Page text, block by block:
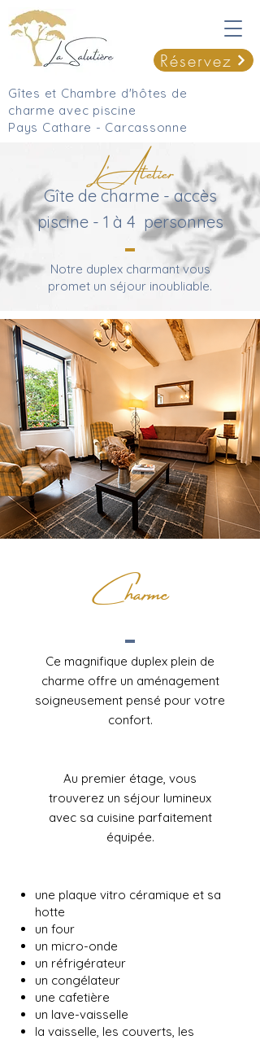
Gîtes et Chambre d'hôtes de
charme avec piscine
Pays Cathare - Carcassonne
Réservez
L'Atelier
Gîte de charme - accès
piscine - 1 à 4 personnes
Notre duplex charmant vous
promet un séjour inoubliable.
Charme
Ce magnifique duplex plein de
charme offre un aménagement
soigneusement pensé pour votre
confort.
Au premier étage, vous
trouverez un séjour lumineux
avec sa cuisine parfaitement
équipée.
une plaque vitro céramique et sa
hotte
un four
un micro-onde
un réfrigérateur
un congélateur
une cafetière
un lave-vaisselle
la vaisselle, les couverts, les